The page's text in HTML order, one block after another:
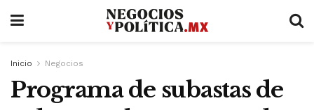
Inicio Negocios
Programa de subastas de